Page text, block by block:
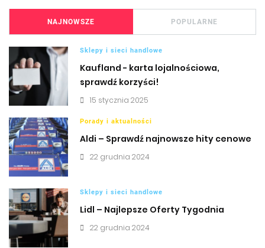
NAJNOWSZE POPULARNE
Sklepy i sieci handlowe
Kaufland - karta lojalnościowa,
sprawdź korzyści!
15 stycznia 2025
Porady i aktualności
Aldi – Sprawdź najnowsze hity cenowe
22 grudnia 2024
Sklepy i sieci handlowe
Lidl – Najlepsze Oferty Tygodnia
22 grudnia 2024